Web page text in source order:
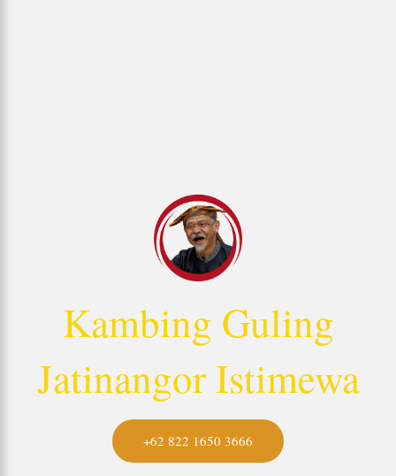
Kambing Guling
Jatinangor Istimewa
+62 822 1650 3666